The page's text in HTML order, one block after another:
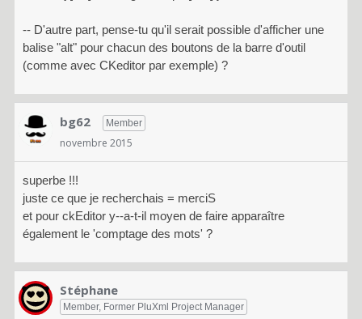
-- D'autre part, pense-tu qu'il serait possible d'afficher une
balise "alt" pour chacun des boutons de la barre d'outil
(comme avec CKeditor par exemple) ?
bg62 Member
novembre 2015
superbe !!!
juste ce que je recherchais = merciS
et pour ckEditor y--a-t-il moyen de faire apparaître
également le 'comptage des mots' ?
Stéphane
Member, Former PluXml Project Manager